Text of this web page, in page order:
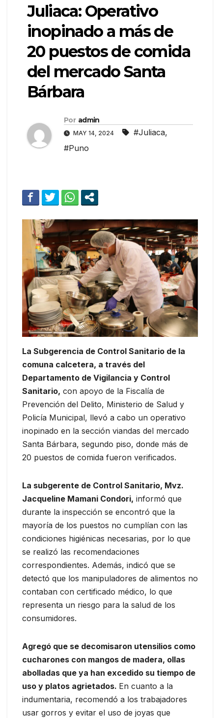
Juliaca: Operativo
inopinado a más de
20 puestos de comida
del mercado Santa
Bárbara
Por admin
MAY 14, 2024 #Juliaca,
#Puno
La Subgerencia de Control Sanitario de la
comuna calcetera, a través del
Departamento de Vigilancia y Control
Sanitario, con apoyo de la Fiscalía de
Prevención del Delito, Ministerio de Salud y
Policía Municipal, llevó a cabo un operativo
inopinado en la sección viandas del mercado
Santa Bárbara, segundo piso, donde más de
20 puestos de comida fueron verificados.
La subgerente de Control Sanitario, Mvz.
Jacqueline Mamani Condori, informó que
durante la inspección se encontró que la
mayoría de los puestos no cumplían con las
condiciones higiénicas necesarias, por lo que
se realizó las recomendaciones
correspondientes. Además, indicó que se
detectó que los manipuladores de alimentos no
contaban con certificado médico, lo que
representa un riesgo para la salud de los
consumidores.
Agregó que se decomisaron utensilios como
cucharones con mangos de madera, ollas
abolladas que ya han excedido su tiempo de
uso y platos agrietados. En cuanto a la
indumentaria, recomendó a los trabajadores
usar gorros y evitar el uso de joyas que